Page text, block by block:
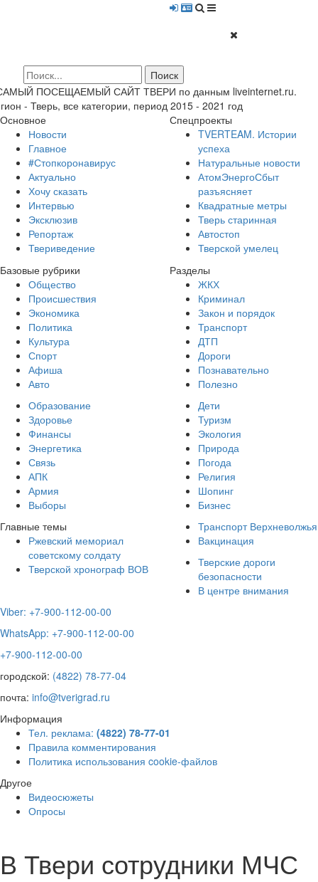
ПОСЕЩАЕМЫЙ САЙТ ТВЕРИ по данным liveinternet.ru.
- Тверь, все категории, период 2015 - 2021 год
Основное
Новости
Главное
#Стопкоронавирус
Актуально
Хочу сказать
Интервью
Эксклюзив
Репортаж
Твериведение
Спецпроекты
TVERTEAM. Истории
успеха
Натуральные новости
АтомЭнергоСбыт
разъясняет
Квадратные метры
Тверь старинная
Автостоп
Тверской умелец
Базовые рубрики
Общество
Происшествия
Экономика
Политика
Культура
Спорт
Афиша
Авто
Разделы
ЖКХ
Криминал
Закон и порядок
Транспорт
ДТП
Дороги
Познавательно
Полезно
Образование
Здоровье
Финансы
Энергетика
Связь
АПК
Армия
Выборы
Дети
Туризм
Экология
Природа
Погода
Религия
Шопинг
Бизнес
Главные темы
Ржевский мемориал
советскому солдату
Тверской хронограф ВОВ
Транспорт Верхневолжья
Вакцинация
Тверские дороги
безопасности
В центре внимания
Viber: +7-900-112-00-00
WhatsApp: +7-900-112-00-00
+7-900-112-00-00
городской: (4822) 78-77-04
почта: info@tverigrad.ru
Информация
Тел. реклама: (4822) 78-77-01
Правила комментирования
Политика использования cookie-файлов
Другое
Видеосюжеты
Опросы
В Твери сотрудники МЧС